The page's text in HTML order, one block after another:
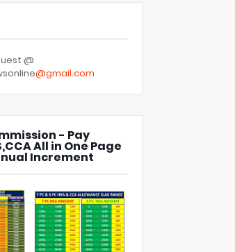
@
@gmail.com
- Pay
All in One Page
Increment